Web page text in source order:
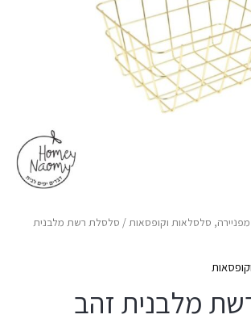
סלסלאות וקופסאות/ סלסלת רשת מלבנית
מלבנית זהב